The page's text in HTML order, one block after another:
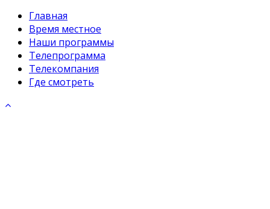
Главная
Время местное
Наши программы
Телепрограмма
Телекомпания
Где смотреть